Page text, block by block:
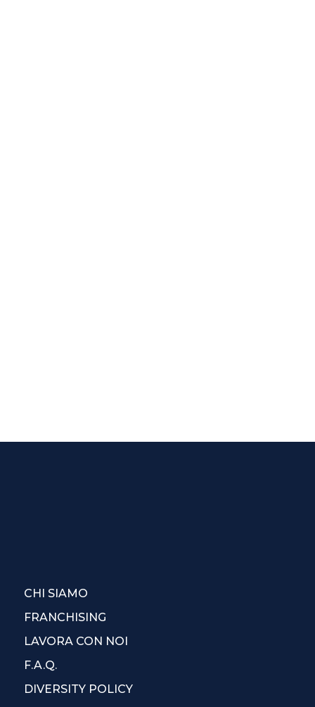
CHI SIAMO
FRANCHISING
LAVORA CON NOI
F.A.Q.
DIVERSITY POLICY